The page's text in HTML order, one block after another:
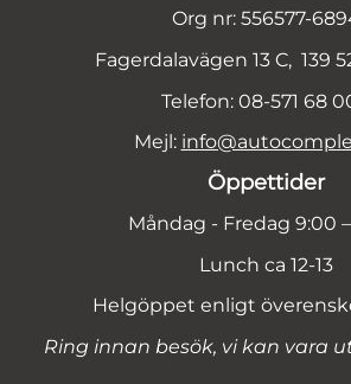
Org nr: 556577-
Fagerdalavägen 13 C, 139
Telefon: 08-571 68
Mejl:
Öppettider
Måndag - Fredag 9:00 –
Lunch ca 12-13
Helgöppet enligt
Ring innan besök, vi kan vara